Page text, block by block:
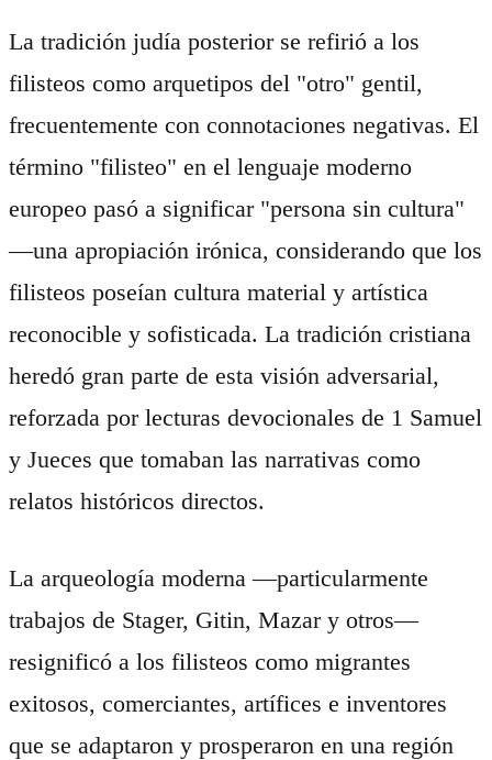
La tradición judía posterior se refirió a los
filisteos como arquetipos del "otro" gentil,
frecuentemente con connotaciones negativas. El
término "filisteo" en el lenguaje moderno
europeo pasó a significar "persona sin cultura"
—una apropiación irónica, considerando que los
filisteos poseían cultura material y artística
reconocible y sofisticada. La tradición cristiana
heredó gran parte de esta visión adversarial,
reforzada por lecturas devocionales de 1 Samuel
y Jueces que tomaban las narrativas como
relatos históricos directos.
La arqueología moderna —particularmente
trabajos de Stager, Gitin, Mazar y otros—
resignificó a los filisteos como migrantes
exitosos, comerciantes, artífices e inventores
que se adaptaron y prosperaron en una región